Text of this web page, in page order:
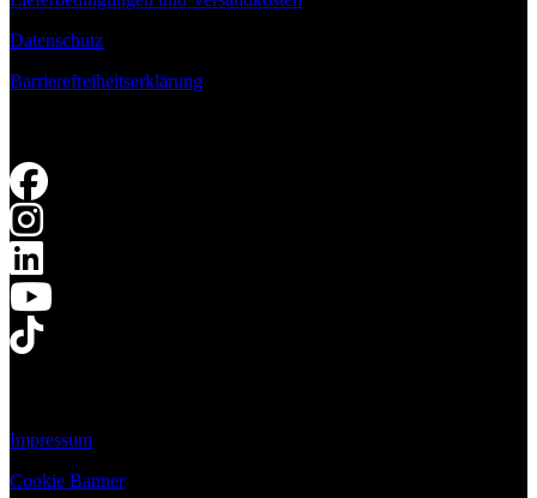
Datenschutz
Barrierefreiheitserklärung
Impressum
Cookie Banner